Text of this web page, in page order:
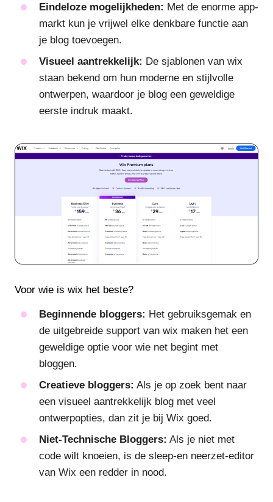
Eindeloze mogelijkheden: Met de enorme app-
markt kun je vrijwel elke denkbare functie aan
je blog toevoegen.
Visueel aantrekkelijk: De sjablonen van wix
staan bekend om hun moderne en stijlvolle
ontwerpen, waardoor je blog een geweldige
eerste indruk maakt.
Voor wie is wix het beste?
Beginnende bloggers: Het gebruiksgemak en
de uitgebreide support van wix maken het een
geweldige optie voor wie net begint met
bloggen.
Creatieve bloggers: Als je op zoek bent naar
een visueel aantrekkelijk blog met veel
ontwerpopties, dan zit je bij Wix goed.
Niet-Technische Bloggers: Als je niet met
code wilt knoeien, is de sleep-en neerzet-editor
van Wix een redder in nood.